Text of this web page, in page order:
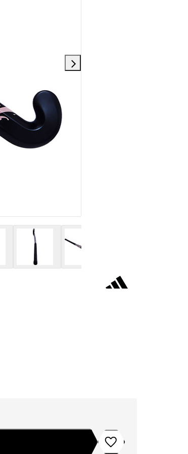
Toevoegen aan verlanglijstje